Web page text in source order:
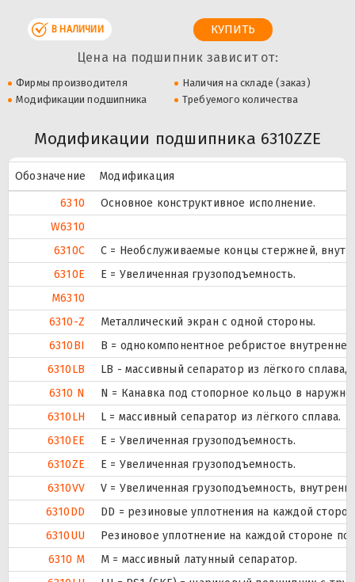
В НАЛИЧИИ
Цена на подшипник зависит от:
Фирмы производителя
Наличия на складе (заказ)
Модификации подшипника
Требуемого количества
Модификации подшипника 6310ZZE
Обозначение
Модификация
6310
Основное конструктивное исполнение.
W6310
6310C
С = Необслуживаемые концы стержней,
6310E
Е = Увеличенная грузоподъемность.
M6310
6310-Z
Металлический экран с одной стороны.
6310BI
B = однокомпонентное ребристое
6310LB
LB - массивный сепаратор из лёгкого
6310 N
N = Канавка под стопорное кольцо в
6310LH
L = массивный сепаратор из лёгкого сплава.
6310EE
Е = Увеличенная грузоподъемность.
6310ZE
Е = Увеличенная грузоподъемность.
6310VV
V = Увеличенная грузоподъемность,
6310DD
DD = резиновые уплотнения на каждой
6310UU
Резиновое уплотнение на каждой стороне
6310 M
M = массивный латунный сепаратор.